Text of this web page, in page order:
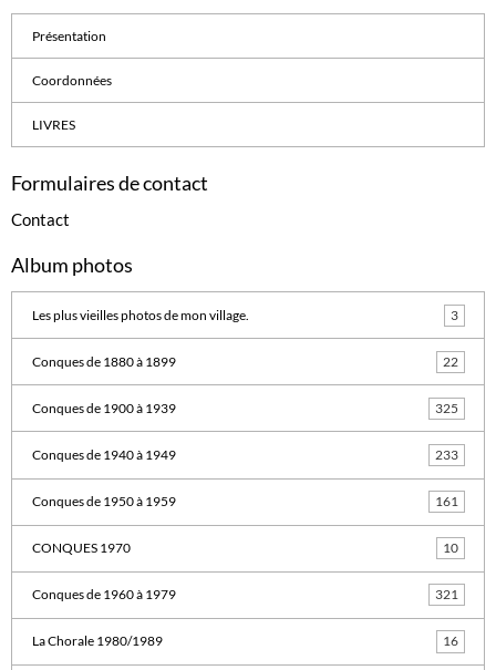
Présentation
Coordonnées
LIVRES
Formulaires de contact
Contact
Album photos
Les plus vieilles photos de mon village. 3
Conques de 1880 à 1899 22
Conques de 1900 à 1939 325
Conques de 1940 à 1949 233
Conques de 1950 à 1959 161
CONQUES 1970 10
Conques de 1960 à 1979 321
La Chorale 1980/1989 16